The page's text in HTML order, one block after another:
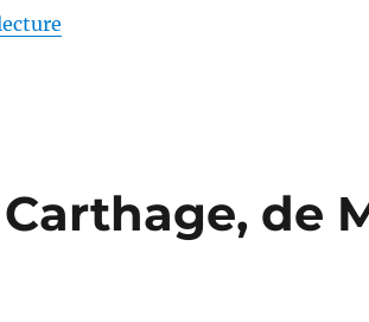
de « Les Machines sauvages, de
de